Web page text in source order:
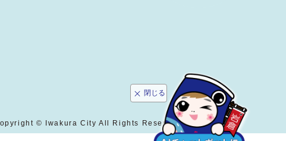
閉じる
© Iwakura City All Rights Reserved.